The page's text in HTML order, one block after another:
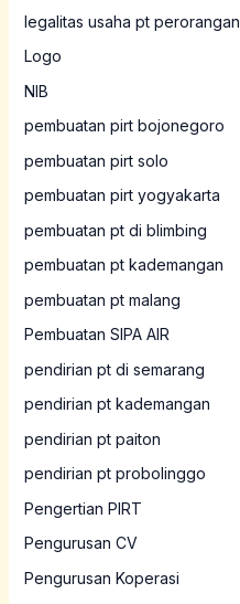
legalitas usaha pt perorangan
Logo
NIB
pembuatan pirt bojonegoro
pembuatan pirt solo
pembuatan pirt yogyakarta
pembuatan pt di blimbing
pembuatan pt kademangan
pembuatan pt malang
Pembuatan SIPA AIR
pendirian pt di semarang
pendirian pt kademangan
pendirian pt paiton
pendirian pt probolinggo
Pengertian PIRT
Pengurusan CV
Pengurusan Koperasi